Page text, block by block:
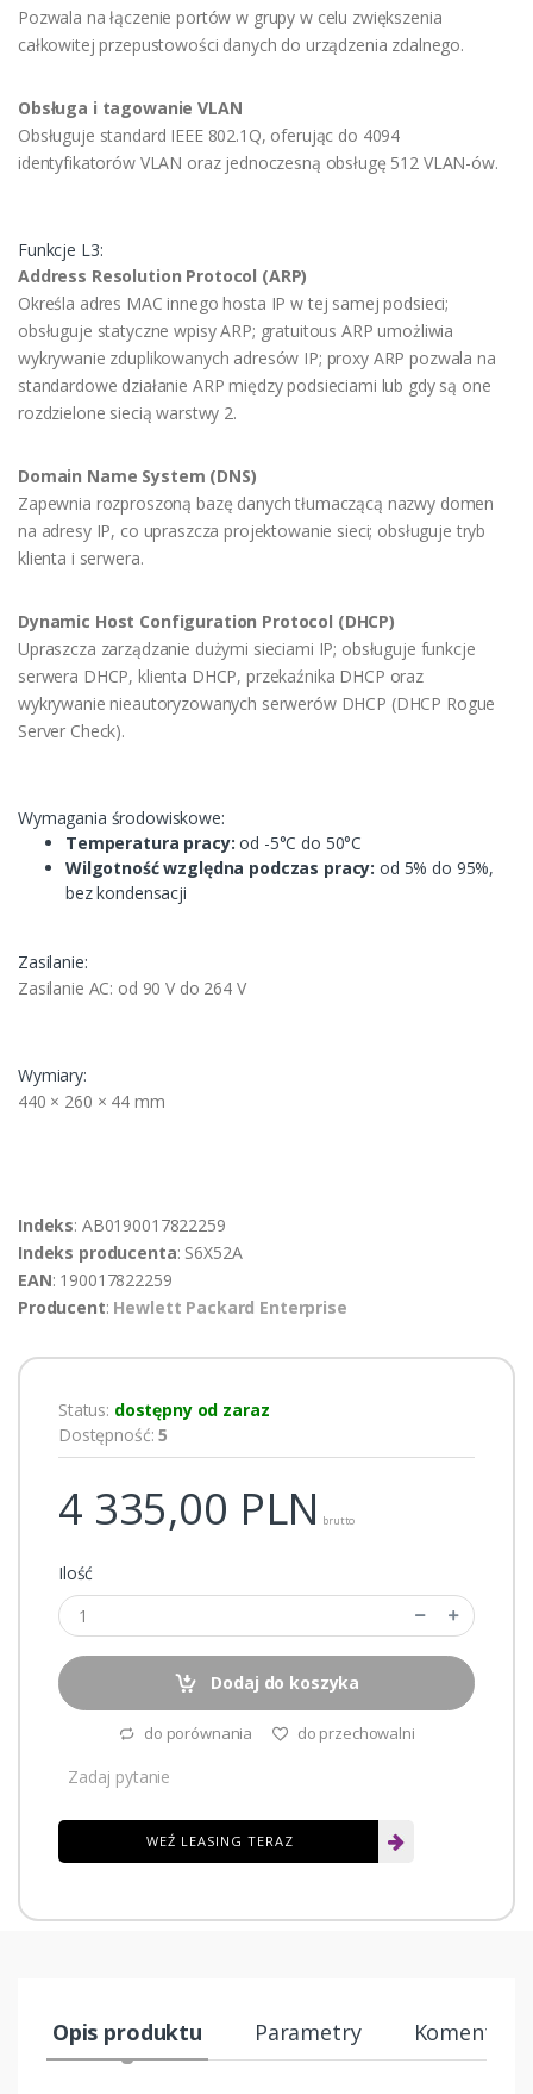
Pozwala na łączenie portów w grupy w celu zwiększenia
całkowitej przepustowości danych do urządzenia zdalnego.
Obsługa i tagowanie VLAN
Obsługuje standard IEEE 802.1Q, oferując do 4094
identyfikatorów VLAN oraz jednoczesną obsługę 512 VLAN-ów.
Funkcje L3:
Address Resolution Protocol (ARP)
Określa adres MAC innego hosta IP w tej samej podsieci;
obsługuje statyczne wpisy ARP; gratuitous ARP umożliwia
wykrywanie zduplikowanych adresów IP; proxy ARP pozwala na
standardowe działanie ARP między podsieciami lub gdy są one
rozdzielone siecią warstwy 2.
Domain Name System (DNS)
Zapewnia rozproszoną bazę danych tłumaczącą nazwy domen
na adresy IP, co upraszcza projektowanie sieci; obsługuje tryb
klienta i serwera.
Dynamic Host Configuration Protocol (DHCP)
Upraszcza zarządzanie dużymi sieciami IP; obsługuje funkcje
serwera DHCP, klienta DHCP, przekaźnika DHCP oraz
wykrywanie nieautoryzowanych serwerów DHCP (DHCP Rogue
Server Check).
Wymagania środowiskowe:
Temperatura pracy: od -5°C do 50°C
Wilgotność względna podczas pracy: od 5% do 95%,
bez kondensacji
Zasilanie:
Zasilanie AC: od 90 V do 264 V
Wymiary:
440 × 260 × 44 mm
Indeks: AB0190017822259
Indeks producenta: S6X52A
EAN: 190017822259
Producent: Hewlett Packard Enterprise
Status: dostępny od zaraz
Dostępność:5
4 335,00 PLN brutto
Ilość
Dodaj do koszyka
do porównania do przechowalni
Zadaj pytanie
WEŹ LEASING TERAZ
Opis produktu Parametry